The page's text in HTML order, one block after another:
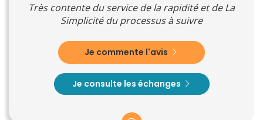
Très contente du service de la rapidité et de La
Simplicité du processus à suivre
Je commente l'avis
Je consulte les échanges